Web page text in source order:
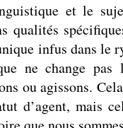
et le
qualités
infus dans le
ne change pas
ou agissons.
d’agent, mais